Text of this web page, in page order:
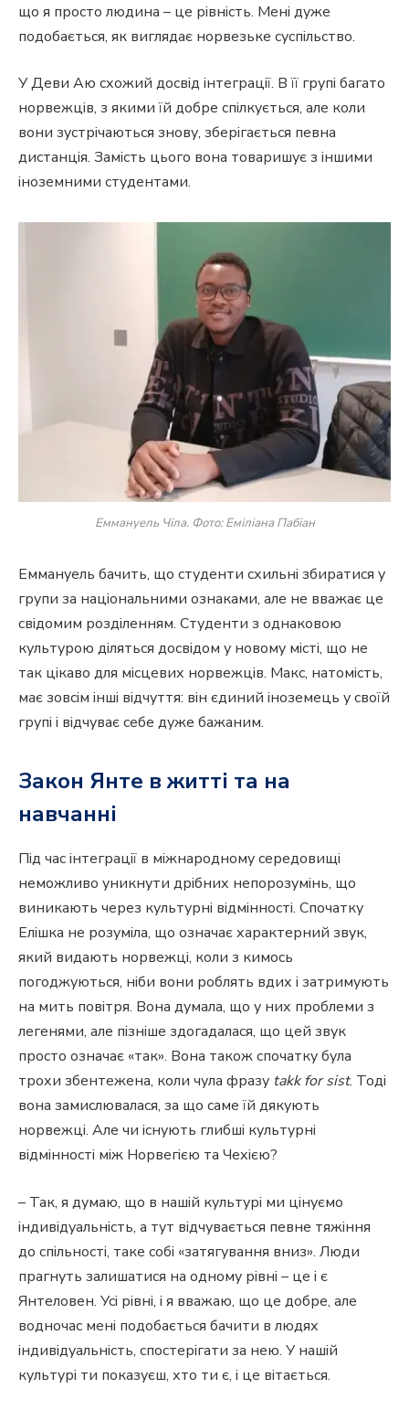
що я просто людина – це рівність. Мені дуже
подобається, як виглядає норвезьке суспільство.
У Деви Аю схожий досвід інтеграції. В її групі багато
норвежців, з якими їй добре спілкується, але коли
вони зустрічаються знову, зберігається певна
дистанція. Замість цього вона товаришує з іншими
іноземними студентами.
Еммануель Чіла. Фото: Еміліана Пабіан
Еммануель бачить, що студенти схильні збиратися у
групи за національними ознаками, але не вважає це
свідомим розділенням. Студенти з однаковою
культурою діляться досвідом у новому місті, що не
так цікаво для місцевих норвежців. Макс, натомість,
має зовсім інші відчуття: він єдиний іноземець у своїй
групі і відчуває себе дуже бажаним.
Закон Янте в житті та на
навчанні
Під час інтеграції в міжнародному середовищі
неможливо уникнути дрібних непорозумінь, що
виникають через культурні відмінності. Спочатку
Елішка не розуміла, що означає характерний звук,
який видають норвежці, коли з кимось
погоджуються, ніби вони роблять вдих і затримують
на мить повітря. Вона думала, що у них проблеми з
легенями, але пізніше здогадалася, що цей звук
просто означає «так». Вона також спочатку була
трохи збентежена, коли чула фразу takk for sist. Тоді
вона замислювалася, за що саме їй дякують
норвежці. Але чи існують глибші культурні
відмінності між Норвегією та Чехією?
– Так, я думаю, що в нашій культурі ми цінуємо
індивідуальність, а тут відчувається певне тяжіння
до спільності, таке собі «затягування вниз». Люди
прагнуть залишатися на одному рівні – це і є
Янтеловен. Усі рівні, і я вважаю, що це добре, але
водночас мені подобається бачити в людях
індивідуальність, спостерігати за нею. У нашій
культурі ти показуєш, хто ти є, і це вітається.